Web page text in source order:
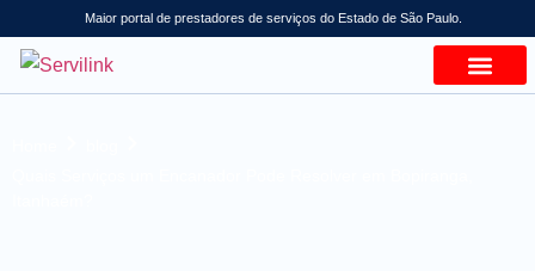
Maior portal de prestadores de serviços do Estado de São Paulo.